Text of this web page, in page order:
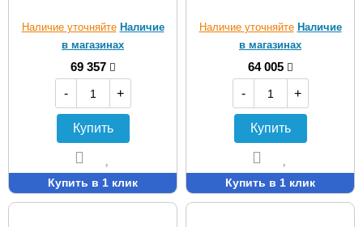
Наличие уточняйте Наличие
в магазинах
69 357
-
+
Купить
Купить в 1 клик
Наличие уточняйте Наличие
в магазинах
64 005
-
+
Купить
Купить в 1 клик